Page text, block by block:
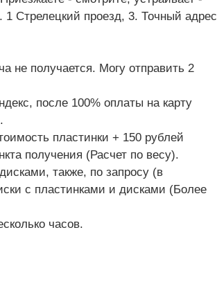
Стрелецкий проезд, 3. Точный адрес
не получается. Могу отправить 2
после 100% оплаты на карту
пластинки + 150 рублей
получения (Расчет по весу).
также, по запросу (в
с пластинками и дисками (Более
часов.